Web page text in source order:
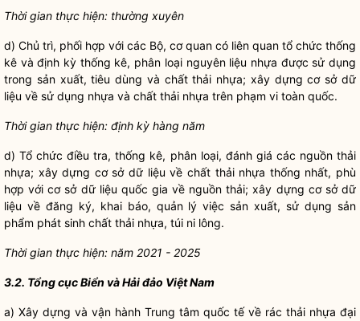
Thời gian thực hiện: thường xuyên
d) Chủ trì, phối hợp với các Bộ, cơ quan có liên quan tổ chức thống
kê và định kỳ thống kê, phân loại nguyên liệu nhựa được sử dụng
trong sản xuất, tiêu dùng và chất thải nhựa; xây dựng cơ sở dữ
liệu về sử dụng nhựa và chất thải nhựa trên phạm vi toàn quốc.
Thời gian thực hiện: định kỳ hàng năm
d) Tổ chức điều tra, thống kê, phân loại, đánh giá các nguồn thải
nhựa; xây dựng cơ sở dữ liệu về chất thải nhựa thống nhất, phù
hợp với cơ sở dữ liệu quốc gia về nguồn thải; xây dựng cơ sở dữ
liệu về đăng ký, khai báo, quản lý việc sản xuất, sử dụng sản
phẩm phát sinh chất thải nhựa, túi ni lông.
Thời gian thực hiện: năm 2021 - 2025
3.2. Tổng cục Biển và Hải đảo Việt Nam
a) Xây dựng và vận hành Trung tâm quốc tế về rác thải nhựa đại